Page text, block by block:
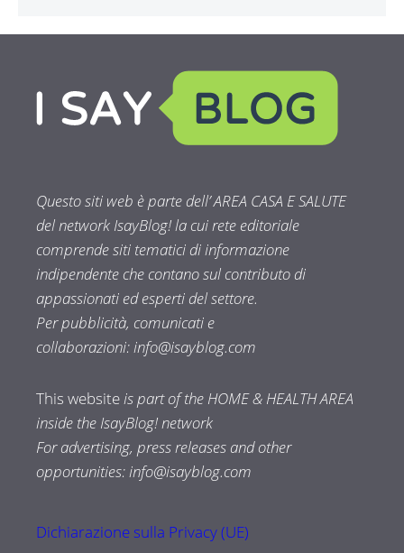
Questo siti web è parte dell’ AREA CASA E SALUTE
del network IsayBlog! la cui rete editoriale
comprende siti tematici di informazione
indipendente che contano sul contributo di
appassionati ed esperti del settore.
Per pubblicità, comunicati e
collaborazioni:info@isayblog.com
This websiteis part of the HOME & HEALTH AREA
inside the IsayBlog! network
For advertising, press releases and other
opportunities:info@isayblog.com
Dichiarazione sulla Privacy (UE)